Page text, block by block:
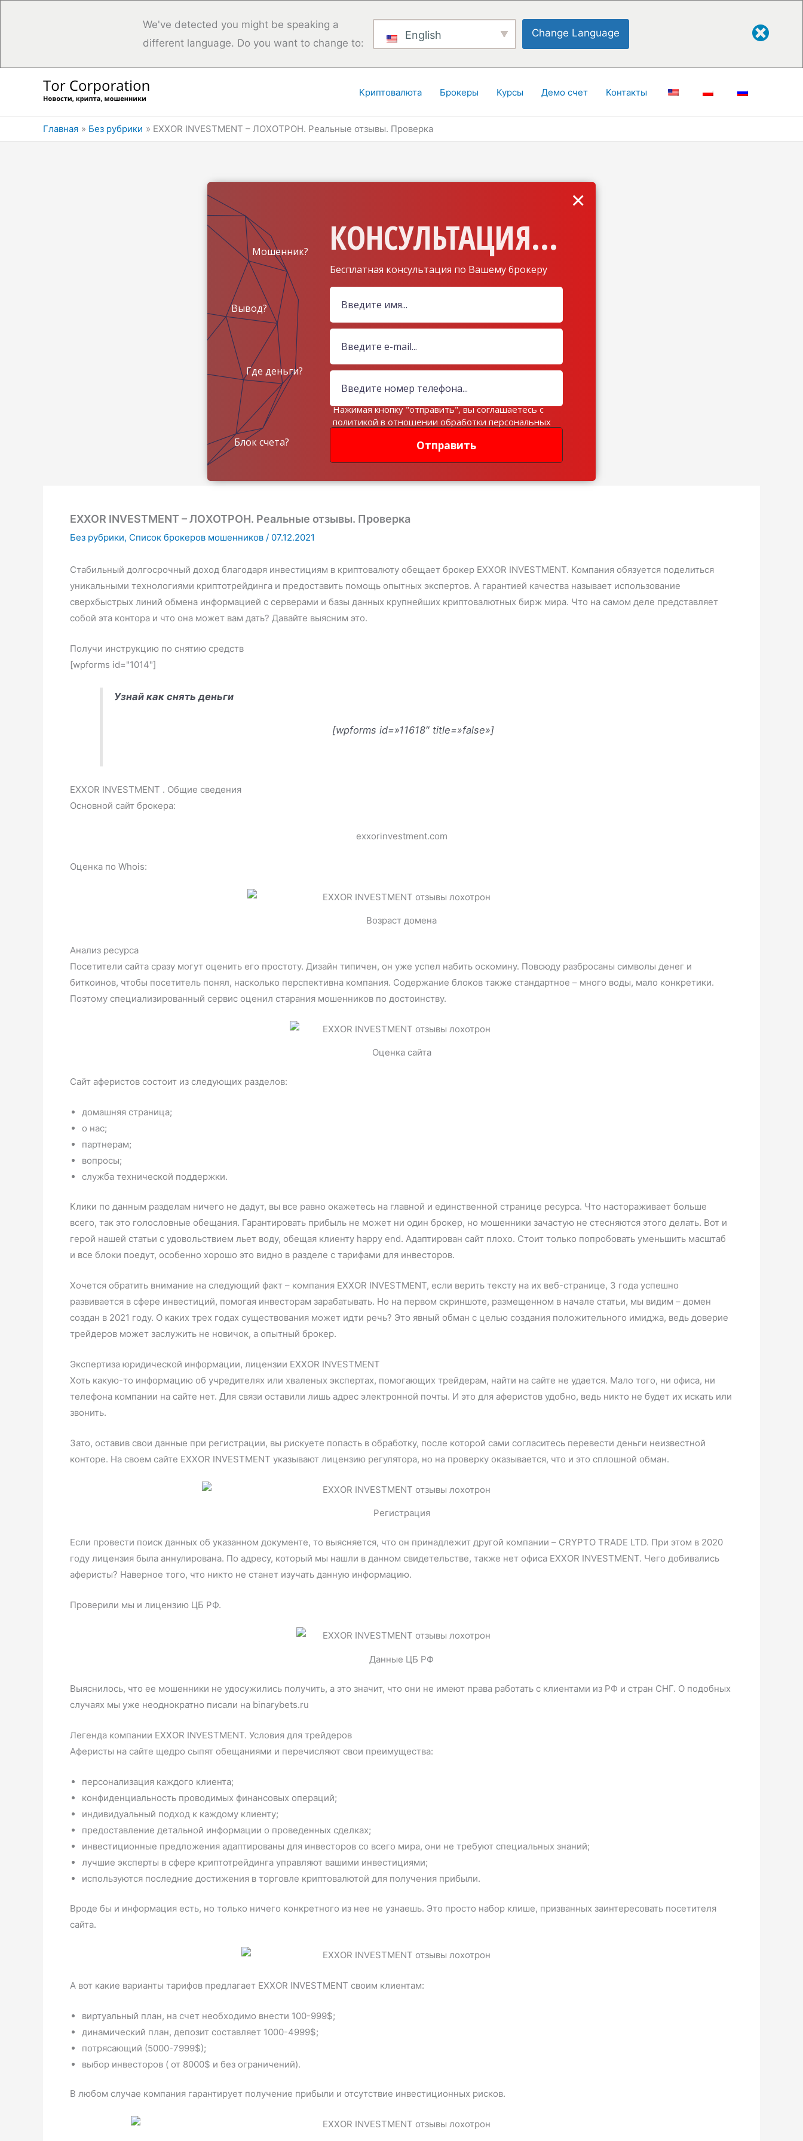
We've detected you might be speaking a
different language. Do you want to change to:
English Change Language
Криптовалюта Брокеры Курсы Демо счет Контакты
Главная Без рубрики EXXOR INVESTMENT – ЛОХОТРОН. Реальные отзывы. Проверка
КОНСУЛЬТАЦИЯ...
Бесплатная консультация по Вашему брокеру
Мошенник?
Вывод?
Где деньги?
Блок счета? Отправить
×
Нажимая кнопку "отправить", вы соглашаетесь с
политикой в отношении обработки персональных
EXXOR INVESTMENT – ЛОХОТРОН. Реальные отзывы. Проверка
Без рубрики, Список брокеров мошенников / 07.12.2021
Стабильный долгосрочный доход благодаря инвестициям в криптовалюту обещает брокер EXXOR INVESTMENT. Компания обязуется поделиться
уникальными технологиями криптотрейдинга и предоставить помощь опытных экспертов. А гарантией качества называет использование
сверхбыстрых линий обмена информацией с серверами и базы данных крупнейших криптовалютных бирж мира. Что на самом деле представляет
собой эта контора и что она может вам дать? Давайте выясним это.
Получи инструкцию по снятию средств
[wpforms id="1014"]
Узнай как снять деньги
[wpforms id=»11618″ title=»false»]
EXXOR INVESTMENT . Общие сведения
Основной сайт брокера:
exxorinvestment.com
Оценка по Whois:
Возраст домена
Анализ ресурса
Посетители сайта сразу могут оценить его простоту. Дизайн типичен, он уже успел набить оскомину. Повсюду разбросаны символы денег и
биткоинов, чтобы посетитель понял, насколько перспективна компания. Содержание блоков также стандартное – много воды, мало конкретики.
Поэтому специализированный сервис оценил старания мошенников по достоинству.
Оценка сайта
Сайт аферистов состоит из следующих разделов:
домашняя страница;
о нас;
партнерам;
вопросы;
служба технической поддержки.
Клики по данным разделам ничего не дадут, вы все равно окажетесь на главной и единственной странице ресурса. Что настораживает больше
всего, так это голословные обещания. Гарантировать прибыль не может ни один брокер, но мошенники зачастую не стесняются этого делать. Вот и
герой нашей статьи с удовольствием льет воду, обещая клиенту happy end. Адаптирован сайт плохо. Стоит только попробовать уменьшить масштаб
и все блоки поедут, особенно хорошо это видно в разделе с тарифами для инвесторов.
Хочется обратить внимание на следующий факт – компания EXXOR INVESTMENT, если верить тексту на их веб-странице, 3 года успешно
развивается в сфере инвестиций, помогая инвесторам зарабатывать. Но на первом скриншоте, размещенном в начале статьи, мы видим – домен
создан в 2021 году. О каких трех годах существования может идти речь? Это явный обман с целью создания положительного имиджа, ведь доверие
трейдеров может заслужить не новичок, а опытный брокер.
Экспертиза юридической информации, лицензии EXXOR INVESTMENT
Хоть какую-то информацию об учредителях или хваленых экспертах, помогающих трейдерам, найти на сайте не удается. Мало того, ни офиса, ни
телефона компании на сайте нет. Для связи оставили лишь адрес электронной почты. И это для аферистов удобно, ведь никто не будет их искать или
звонить.
Зато, оставив свои данные при регистрации, вы рискуете попасть в обработку, после которой сами согласитесь перевести деньги неизвестной
конторе. На своем сайте EXXOR INVESTMENT указывают лицензию регулятора, но на проверку оказывается, что и это сплошной обман.
Регистрация
Если провести поиск данных об указанном документе, то выясняется, что он принадлежит другой компании – CRYPTO TRADE LTD. При этом в 2020
году лицензия была аннулирована. По адресу, который мы нашли в данном свидетельстве, также нет офиса EXXOR INVESTMENT. Чего добивались
аферисты? Наверное того, что никто не станет изучать данную информацию.
Проверили мы и лицензию ЦБ РФ.
Данные ЦБ РФ
Выяснилось, что ее мошенники не удосужились получить, а это значит, что они не имеют права работать с клиентами из РФ и стран СНГ. О подобных
случаях мы уже неоднократно писали на binarybets.ru
Легенда компании EXXOR INVESTMENT. Условия для трейдеров
Аферисты на сайте щедро сыпят обещаниями и перечисляют свои преимущества:
персонализация каждого клиента;
конфиденциальность проводимых финансовых операций;
индивидуальный подход к каждому клиенту;
предоставление детальной информации о проведенных сделках;
инвестиционные предложения адаптированы для инвесторов со всего мира, они не требуют специальных знаний;
лучшие эксперты в сфере криптотрейдинга управляют вашими инвестициями;
используются последние достижения в торговле криптовалютой для получения прибыли.
Вроде бы и информация есть, но только ничего конкретного из нее не узнаешь. Это просто набор клише, призванных заинтересовать посетителя
сайта.
А вот какие варианты тарифов предлагает EXXOR INVESTMENT своим клиентам:
виртуальный план, на счет необходимо внести 100-999$;
динамический план, депозит составляет 1000-4999$;
потрясающий (5000-7999$);
выбор инвесторов ( от 8000$ и без ограничений).
В любом случае компания гарантирует получение прибыли и отсутствие инвестиционных рисков.